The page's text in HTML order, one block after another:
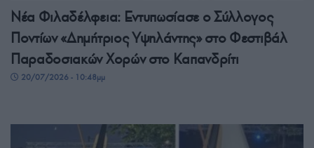
Νέα Φιλαδέλφεια: Εντυπωσίασε ο Σύλλογος
Ποντίων «Δημήτριος Υψηλάντης» στο Φεστιβάλ
Παραδοσιακών Χορών στο Καπανδρίτι
20/07/2026 - 10:48μμ